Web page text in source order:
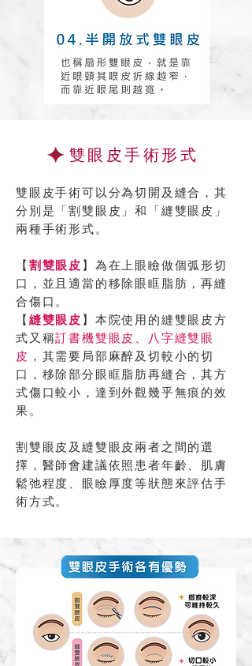
雙眼皮手術形式
雙眼皮手術可以分為切開及縫合，其
分別是「割雙眼皮」和「縫雙眼皮」
兩種手術形式。
【 割雙眼皮 】為在上眼瞼做個弧形切
口，並且適當的移除眼眶脂肪，再縫
合傷口。
【 縫雙眼皮 】本院使用的縫雙眼皮方
式又稱訂書機雙眼皮、八字縫雙眼
皮 ，其需要局部麻醉及切較小的切
口，移除部分眼眶脂肪再縫合，其方
式傷口較小，達到外觀幾乎無痕的效
果。
割雙眼皮及縫雙眼皮兩者之間的選
擇，醫師會建議依照患者年齡、肌膚
鬆弛程度、眼瞼厚度等狀態來評估手
術方式。